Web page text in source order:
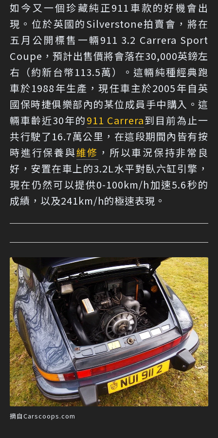
如今又一個珍藏純正911車款的好機會出
現。位於英國的Silverstone拍賣會，將在
五月公開標售一輛911 3.2 Carrera Sport
Coupe，預計出售價將會落在30,000英鎊左
右（約新台幣113.5萬）。這輛純種經典跑
車於1988年生產，現任車主於2005年自英
國保時捷俱樂部內的某位成員手中購入。這
輛車齡近30年的911 Carrera到目前為止一
共行駛了16.7萬公里，在這段期間內皆有按
時進行保養與維修 ，所以車況保持非常良
好，安置在車上的3.2L水平對臥六缸引擎，
現在仍然可以提供0-100km/h加速5.6秒的
成績，以及241km/h的極速表現。
摘自Carscoops.com